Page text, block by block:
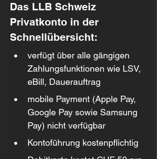
Das LLB Schweiz
Privatkonto in der
Schnellübersicht:
verfügt über alle gängigen
Zahlungsfunktionen wie LSV,
eBill, Dauerauftrag
mobile Payment (Apple Pay,
Google Pay sowie Samsung
Pay) nicht verfügbar
Kontoführung kostenpflichtig